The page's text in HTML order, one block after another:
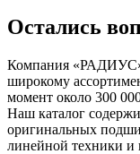
Остались
Компания «РАДИУС»
широкому
момент около 300
Наш каталог
оригинальных
линейной техники